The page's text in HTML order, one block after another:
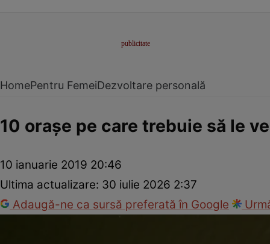
HomePentru FemeiDezvoltare personală
10 oraşe pe care trebuie să le
10 ianuarie 2019 20:46
Ultima actualizare: 30 iulie 2026 2:37
Adaugă-ne ca sursă preferată în Google